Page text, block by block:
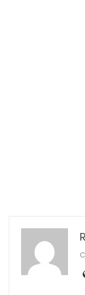
RPJMD
Misi dan
memuat